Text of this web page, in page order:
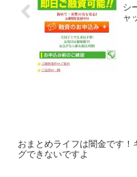
シ
ャ
おまとめライフは闇金です！
グできないですよ